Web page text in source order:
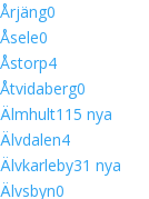
Årjäng0
Åsele0
Åstorp4
Åtvidaberg0
Älmhult115 nya
Älvdalen4
Älvkarleby31 nya
Älvsbyn0